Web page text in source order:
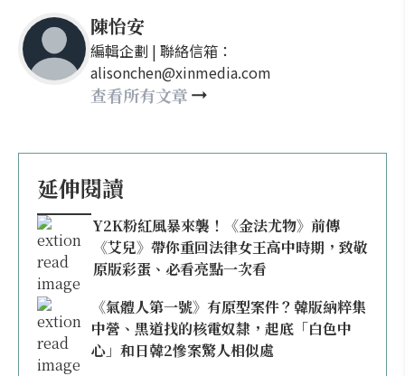
陳怡安
編輯企劃 | 聯絡信箱：
alisonchen@xinmedia.com
查看所有文章
延伸閱讀
Y2K粉紅風暴來襲！《金法尤物》前傳
《艾兒》帶你重回法律女王高中時期，致敬
原版彩蛋、必看亮點一次看
《氣體人第一號》有原型案件？韓版納粹集
中營、黑道找的核電奴隸，起底「白色中
心」和日韓2慘案驚人相似處